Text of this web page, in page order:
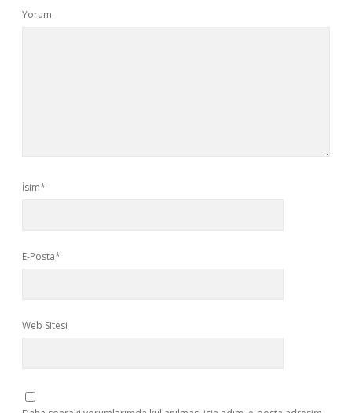
Yorum
İsim*
E-Posta*
Web Sitesi